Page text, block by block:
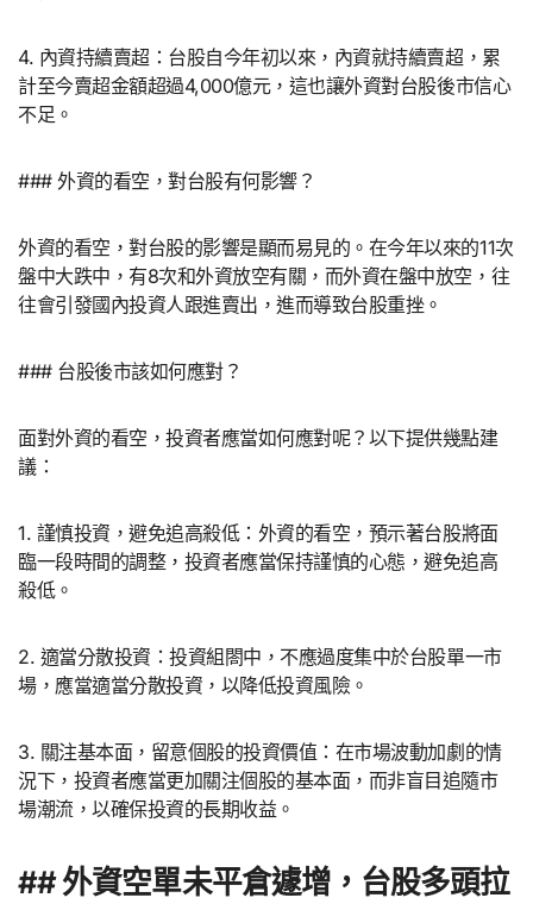
4. 內資持續賣超：台股自今年初以來，內資就持續賣超，累
計至今賣超金額超過4,000億元，這也讓外資對台股後市信心
不足。
### 外資的看空，對台股有何影響？
外資的看空，對台股的影響是顯而易見的。在今年以來的11次
盤中大跌中，有8次和外資放空有關，而外資在盤中放空，往
往會引發國內投資人跟進賣出，進而導致台股重挫。
### 台股後市該如何應對？
面對外資的看空，投資者應當如何應對呢？以下提供幾點建
議：
1. 謹慎投資，避免追高殺低：外資的看空，預示著台股將面
臨一段時間的調整，投資者應當保持謹慎的心態，避免追高
殺低。
2. 適當分散投資：投資組閤中，不應過度集中於台股單一市
場，應當適當分散投資，以降低投資風險。
3. 關注基本面，留意個股的投資價值：在市場波動加劇的情
況下，投資者應當更加關注個股的基本面，而非盲目追隨市
場潮流，以確保投資的長期收益。
## 外資空單未平倉遽增，台股多頭拉